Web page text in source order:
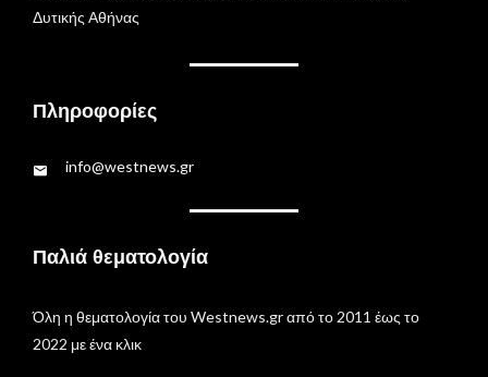
Δυτικής Αθήνας
Πληροφορίες
info@westnews.gr
Παλιά θεματολογία
Όλη η θεματολογία του Westnews.gr από το 2011 έως το
2022 με ένα κλικ